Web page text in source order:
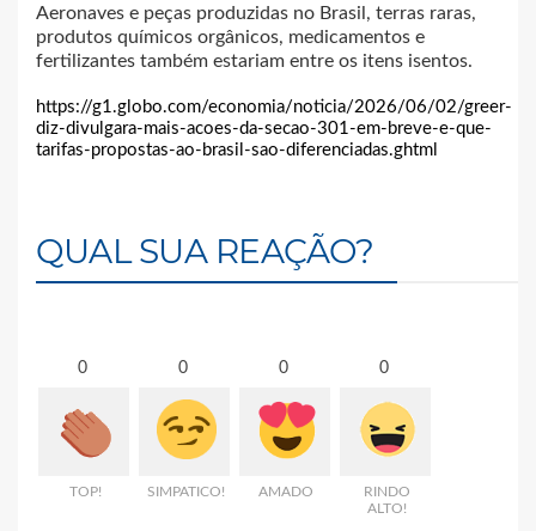
Aeronaves e peças produzidas no Brasil, terras raras,
produtos químicos orgânicos, medicamentos e
fertilizantes também estariam entre os itens isentos.
https://g1.globo.com/economia/noticia/2026/06/02/greer-
diz-divulgara-mais-acoes-da-secao-301-em-breve-e-que-
tarifas-propostas-ao-brasil-sao-diferenciadas.ghtml
QUAL SUA REAÇÃO?
0
TOP!
0
SIMPATICO!
0
AMADO
0
RINDO
ALTO!